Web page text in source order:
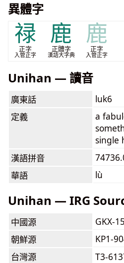
異體字
禄
正字
入管正字
鹿
正體字
漢語大字典
鹿
正字
入管正字
Unihan — 讀音
廣東話
luk6
定義
a
single
漢語拼音
華語
lù
Unihan — IRG
中國源
GKX-
朝鮮源
KP1-
台灣源
T3-